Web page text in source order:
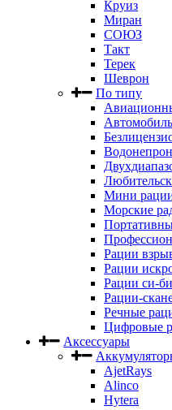
Круиз
Миран
СОЮЗ
Такт
Терек
Шеврон
По типу
Мини
Морские
Рации
Рации
Рации си-би
Рации-
Речные
Цифровые
Аксессуары
AjetRays
Alinco
Hytera